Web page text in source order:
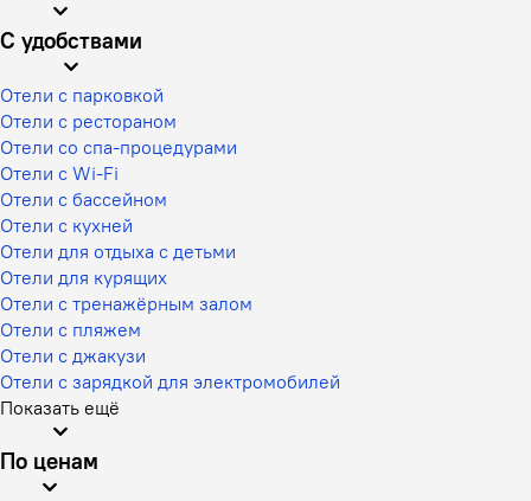
С удобствами
Отели с парковкой
Отели с рестораном
Отели со спа-процедурами
Отели с Wi-Fi
Отели с бассейном
Отели с кухней
Отели для отдыха с детьми
Отели для курящих
Отели с тренажёрным залом
Отели с пляжем
Отели с джакузи
Отели с зарядкой для электромобилей
Показать ещё
По ценам